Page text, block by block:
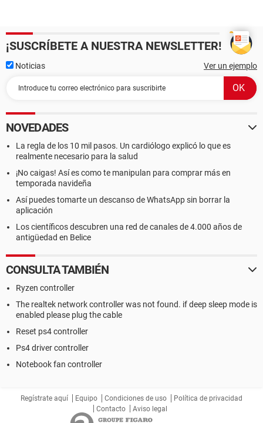
¡SUSCRÍBETE A NUESTRA NEWSLETTER!
Noticias Ver un ejemplo
NOVEDADES
La regla de los 10 mil pasos. Un cardiólogo explicó lo que es
realmente necesario para la salud
¡No caigas! Así es como te manipulan para comprar más en
temporada navideña
Así puedes tomarte un descanso de WhatsApp sin borrar la
aplicación
Los científicos descubren una red de canales de 4.000 años de
antigüedad en Belice
CONSULTA TAMBIÉN
Ryzen controller
The realtek network controller was not found. if deep sleep mode is
enabled please plug the cable
Reset ps4 controller
Ps4 driver controller
Notebook fan controller
Regístrate aquí Equipo Condiciones de uso
Política de privacidad
Contacto
Aviso legal